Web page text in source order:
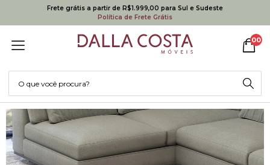
Frete grátis a partir de R$1.999,00 para Sul e Sudeste
Política de Frete Grátis
00